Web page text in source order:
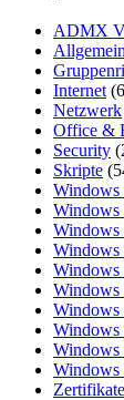
ADMX
Allgemein
Internet
Netzwerk
Office &
Security
Skripte
Windows
Windows
Windows
Windows
Windows
Windows
Windows
Windows
Windows
Windows
Zertifikate